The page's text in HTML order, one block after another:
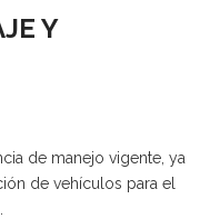
Y
de manejo vigente, ya
de vehículos para el